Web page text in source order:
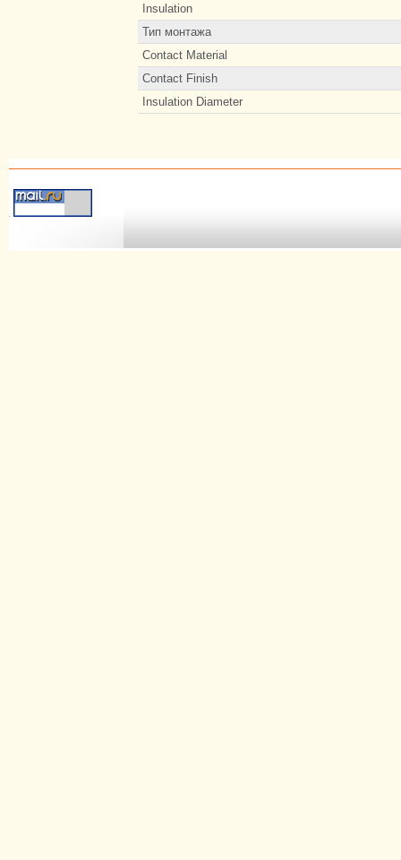
Insulation
Тип монтажа
Contact Material
Contact Finish
Insulation Diameter